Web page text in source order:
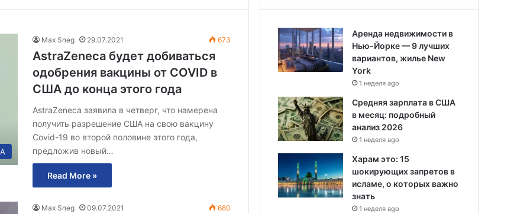
Max Sneg 29.07.2021 673
AstraZeneca будет добиваться
одобрения вакцины от COVID в
США до конца этого года
AstraZeneca заявила в четверг, что намерена
получить разрешение США на свою вакцину
Covid-19 во второй половине этого года,
предложив новый…
Read More »
Max Sneg 09.07.2021 680
Аренда недвижимости в
Нью-Йорке — 9 лучших
вариантов, жилье New
York
1 неделя ago
Средняя зарплата в США
в месяц: подробный
анализ 2026
1 неделя ago
Харам это: 15
шокирующих запретов в
исламе, о которых важно
знать
1 неделя ago